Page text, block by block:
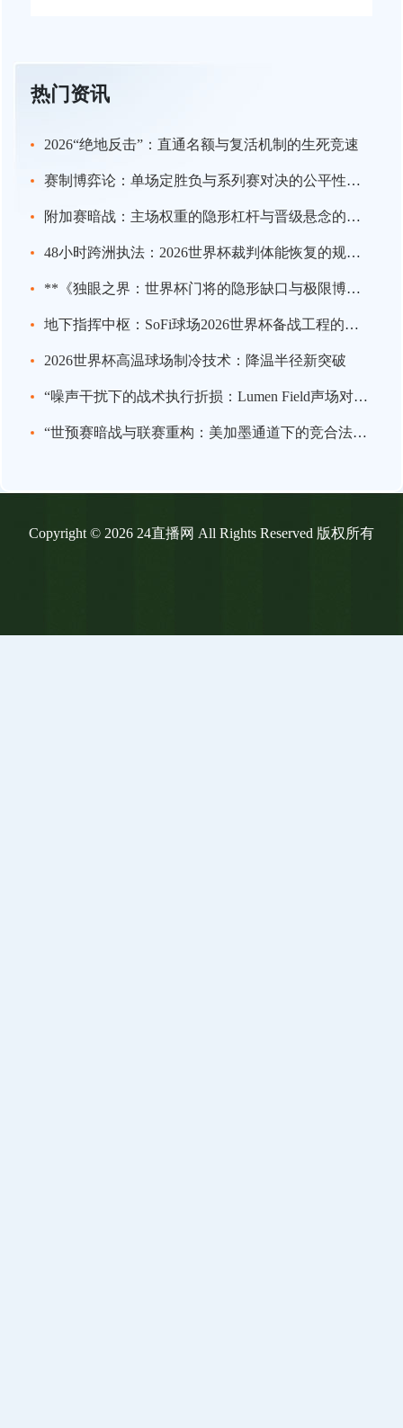
热门资讯
2026“绝地反击”：直通名额与复活机制的生死竞速
赛制博弈论：单场定胜负与系列赛对决的公平性极限探析
附加赛暗战：主场权重的隐形杠杆与晋级悬念的终极推演
48小时跨洲执法：2026世界杯裁判体能恢复的规则重塑
**《独眼之界：世界杯门将的隐形缺口与极限博弈》**
地下指挥中枢：SoFi球场2026世界杯备战工程的系统架构解析
2026世界杯高温球场制冷技术：降温半径新突破
“噪声干扰下的战术执行折损：Lumen Field声场对客队边线球效率的实证评估——面向2026世界杯场地的适应性策略”
“世预赛暗战与联赛重构：美加墨通道下的竞合法则”
Copyright © 2026 24直播网 All Rights Reserved 版权所有